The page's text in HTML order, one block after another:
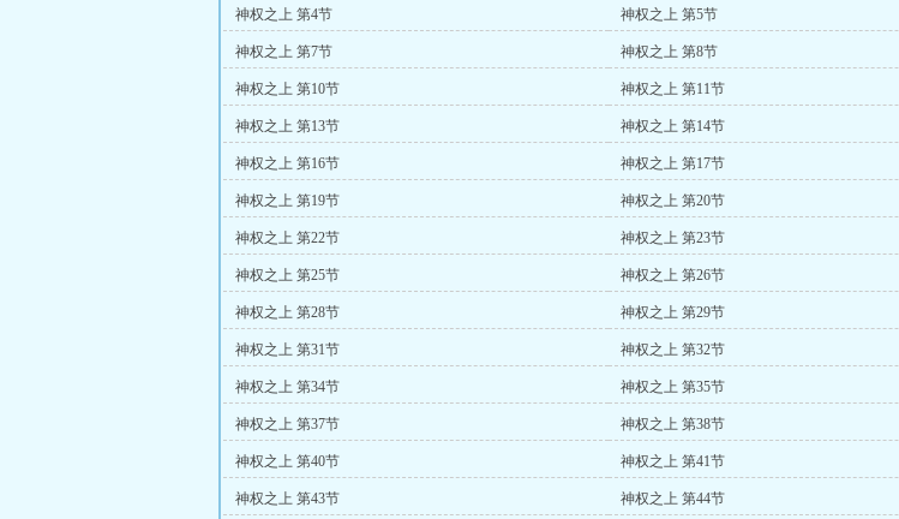
神权之上 第4节 神权之上 第5节
神权之上 第7节 神权之上 第8节
神权之上 第10节 神权之上 第11节
神权之上 第13节 神权之上 第14节
神权之上 第16节 神权之上 第17节
神权之上 第19节 神权之上 第20节
神权之上 第22节 神权之上 第23节
神权之上 第25节 神权之上 第26节
神权之上 第28节 神权之上 第29节
神权之上 第31节 神权之上 第32节
神权之上 第34节 神权之上 第35节
神权之上 第37节 神权之上 第38节
神权之上 第40节 神权之上 第41节
神权之上 第43节 神权之上 第44节